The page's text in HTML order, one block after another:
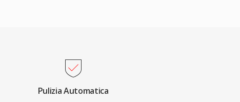
Pulizia Automatica